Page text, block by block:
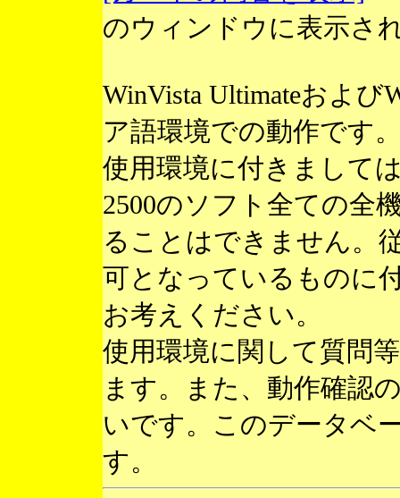
のウィンドウに表示さ
WinVista Ultimateおよ
ア語環境での動作です
使用環境に付きまして
2500のソフト全ての全
ることはできません。
可となっているものに
お考えください。
使用環境に関して質問
ます。また、動作確認
いです。このデータベ
す。